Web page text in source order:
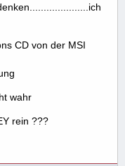
CD von der MSI
wahr
rein ???